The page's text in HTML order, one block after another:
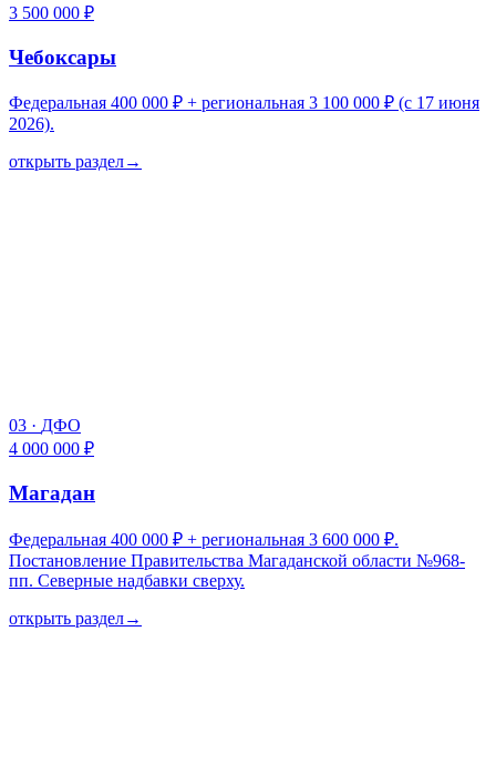
3 500 000 ₽
Чебоксары
Федеральная 400 000 ₽ + региональная 3 100 000 ₽ (с 17 июня
2026).
открыть раздел→
03 · ДФО
4 000 000 ₽
Магадан
Федеральная 400 000 ₽ + региональная 3 600 000 ₽.
Постановление Правительства Магаданской области №968-
пп. Северные надбавки сверху.
открыть раздел→